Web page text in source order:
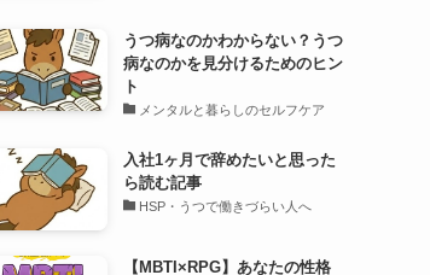
うつ病なのかわからない？うつ
病なのかを見分けるためのヒン
ト
メンタルと暮らしのセルフケア
入社1ヶ月で辞めたいと思った
ら読む記事
HSP・うつで働きづらい人へ
【MBTI×RPG】あなたの性格